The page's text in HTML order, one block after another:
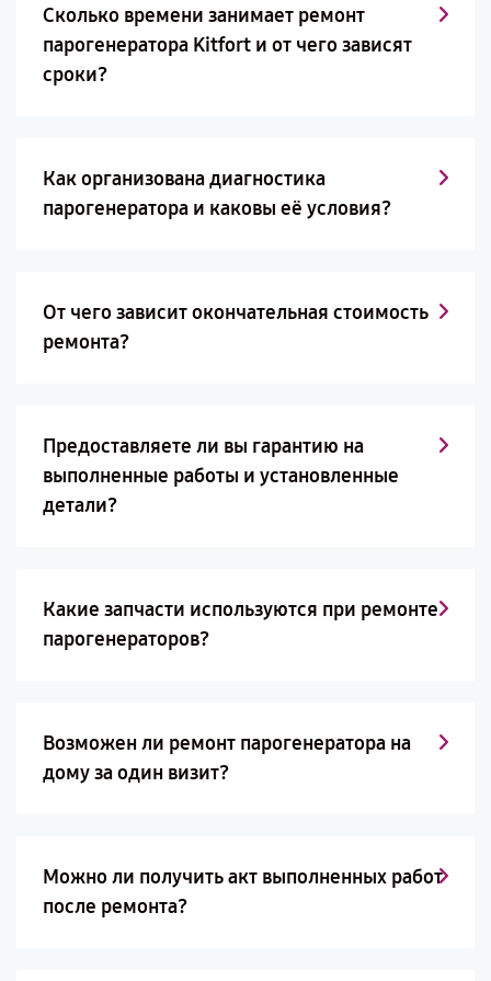
Сколько времени занимает ремонт
парогенератора Kitfort и от чего зависят
сроки?
Как организована диагностика
парогенератора и каковы её условия?
От чего зависит окончательная стоимость
ремонта?
Предоставляете ли вы гарантию на
выполненные работы и установленные
детали?
Какие запчасти используются при ремонте
парогенераторов?
Возможен ли ремонт парогенератора на
дому за один визит?
Можно ли получить акт выполненных работ
после ремонта?